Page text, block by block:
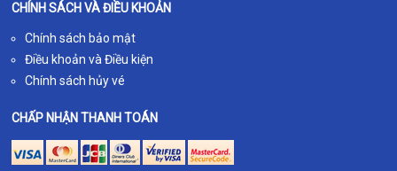
CHÍNH SÁCH VÀ ĐIỀU KHOẢN
Chính sách bảo mật
Điều khoản và Điều kiện
Chính sách hủy vé
CHẤP NHẬN THANH TOÁN